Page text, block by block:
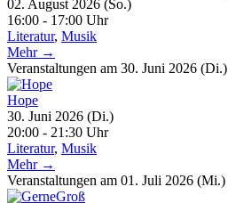
02. August 2026 (So.)
16:00 - 17:00 Uhr
Literatur, Musik
Mehr →
Veranstaltungen am 30. Juni 2026 (Di.)
Hope
30. Juni 2026 (Di.)
20:00 - 21:30 Uhr
Literatur, Musik
Mehr →
Veranstaltungen am 01. Juli 2026 (Mi.)